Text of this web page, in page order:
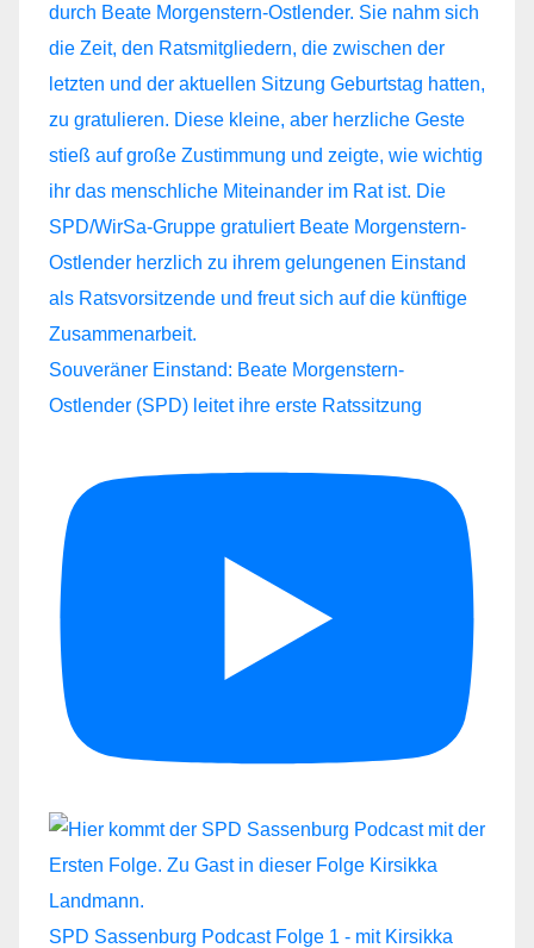
Souveräner Einstand: Beate Morgenstern-
Ostlender (SPD) leitet ihre erste Ratssitzung
SPD Sassenburg Podcast Folge 1 - mit Kirsikka